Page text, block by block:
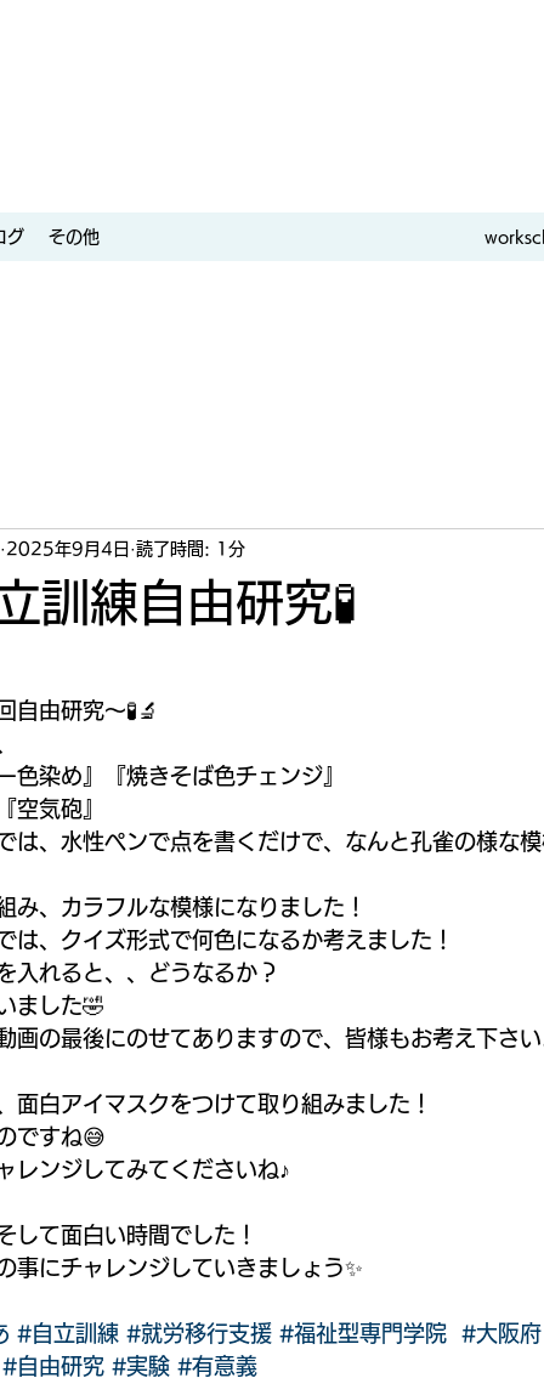
グ その他
訓練自由研究🧪
2025年9月4日 読了時間: 1分
自由研究〜🧪🔬
色染め』『焼きそば色チェンジ』
空気砲』
は、水性ペンで点を書くだけで、なんと孔雀の様な
み、カラフルな模様になりました！
は、クイズ形式で何色になるか考えました！
入れると、、どうなるか？
ました🤣
画の最後にのせてありますので、皆様もお考え下さい
面白アイマスクをつけて取り組みました！
ですね😅
レンジしてみてくださいね♪
して面白い時間でした！
事にチャレンジしていきましょう✨
#自立訓練 #就労移行支援 #福祉型専門学院 #大阪府
#自由研究 #実験 #有意義